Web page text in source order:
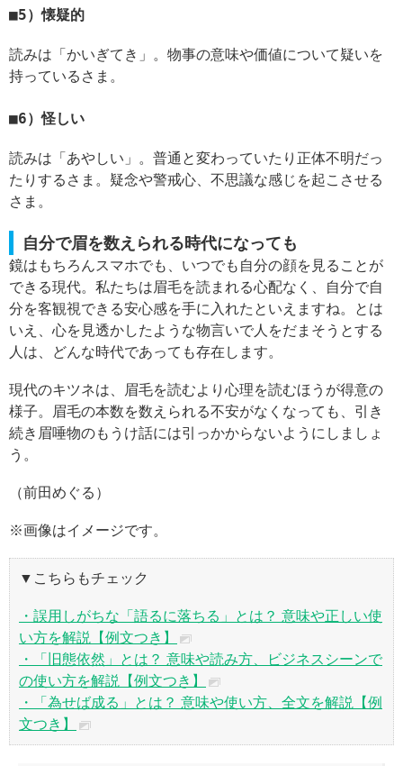
5）懐疑的
読みは「かいぎてき」。物事の意味や価値について疑いを
持っているさま。
6）怪しい
読みは「あやしい」。普通と変わっていたり正体不明だっ
たりするさま。疑念や警戒心、不思議な感じを起こさせる
さま。
自分で眉を数えられる時代になっても
鏡はもちろんスマホでも、いつでも自分の顔を見ることが
できる現代。私たちは眉毛を読まれる心配なく、自分で自
分を客観視できる安心感を手に入れたといえますね。とは
いえ、心を見透かしたような物言いで人をだまそうとする
人は、どんな時代であっても存在します。
現代のキツネは、眉毛を読むより心理を読むほうが得意の
様子。眉毛の本数を数えられる不安がなくなっても、引き
続き眉唾物のもうけ話には引っかからないようにしましょ
う。
（前田めぐる）
※画像はイメージです。
▼こちらもチェック
・誤用しがちな「語るに落ちる」とは？ 意味や正しい使
い方を解説【例文つき】
・「旧態依然」とは？ 意味や読み方、ビジネスシーンで
の使い方を解説【例文つき】
・「為せば成る」とは？ 意味や使い方、全文を解説【例
文つき】